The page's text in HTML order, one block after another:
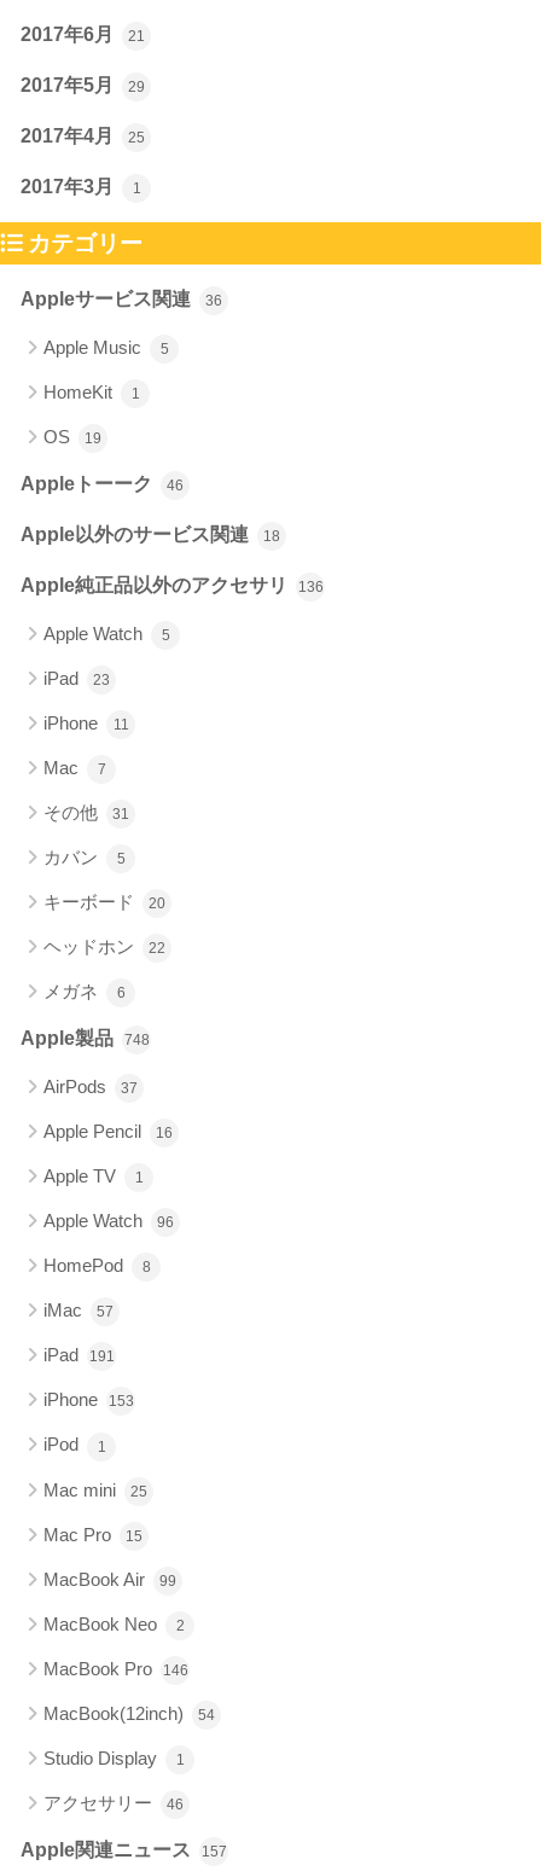
2017年6月 21
2017年5月 29
2017年4月 25
2017年3月 1
カテゴリー
Appleサービス関連 36
Apple Music 5
HomeKit 1
OS 19
Appleトーーク 46
Apple以外のサービス関連 18
Apple純正品以外のアクセサリ 136
Apple Watch 5
iPad 23
iPhone 11
Mac 7
その他 31
カバン 5
キーボード 20
ヘッドホン 22
メガネ 6
Apple製品 748
AirPods 37
Apple Pencil 16
Apple TV 1
Apple Watch 96
HomePod 8
iMac 57
iPad 191
iPhone 153
iPod 1
Mac mini 25
Mac Pro 15
MacBook Air 99
MacBook Neo 2
MacBook Pro 146
MacBook(12inch) 54
Studio Display 1
アクセサリー 46
Apple関連ニュース 157